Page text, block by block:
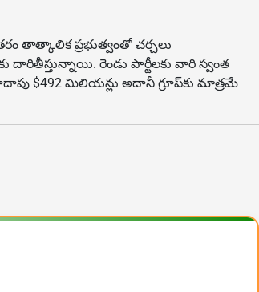
తాత్కాలిక ప్రభుత్వంతో చర్చలు
దారితీస్తున్నాయి. రెండు పార్టీలకు వారి స్వంత
$492 మిలియన్లు అదానీ గ్రూప్‌కు మాత్రమే